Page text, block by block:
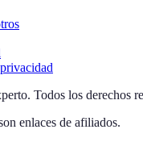
. Todos los derechos
enlaces de afiliados.